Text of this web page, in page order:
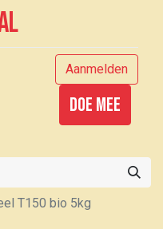
Aanmelden
Doe mee
T150 bio 5kg